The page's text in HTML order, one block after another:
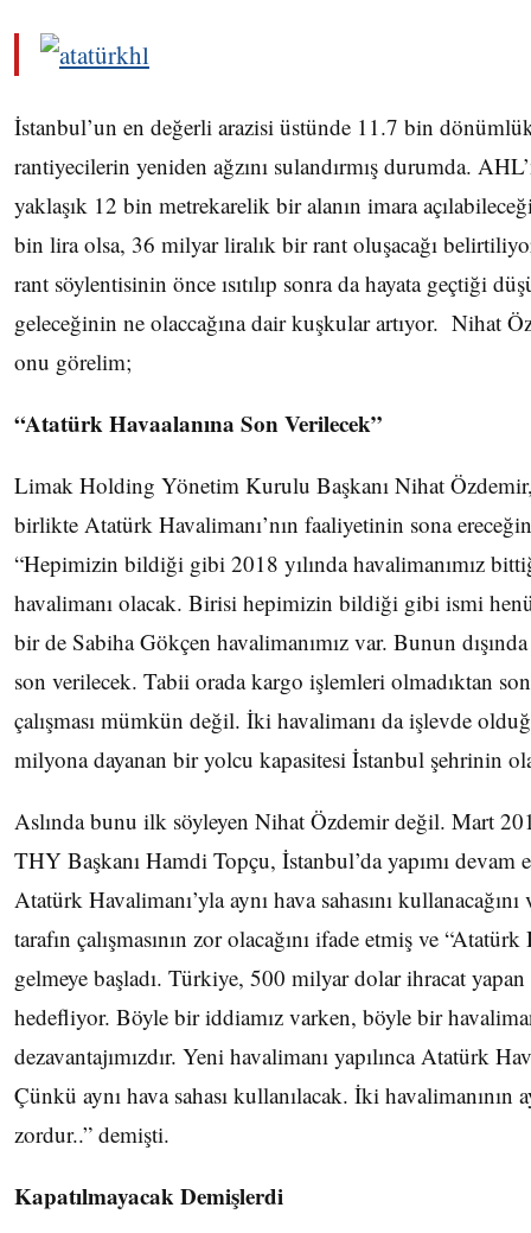
İstanbul’un en değerli arazisi üstünde 11.7 bin
rantiyecilerin yeniden ağzını sulandırmış durumda.
yaklaşık 12 bin metrekarelik bir alanın imara
bin lira olsa, 36 milyar liralık bir rant oluşacağı
rant söylentisinin önce ısıtılıp sonra da hayata geçtiği
geleceğinin ne olaccağına dair kuşkular artıyor. Nihat
onu görelim;
“Atatürk Havaalanına Son Verilecek”
Limak Holding Yönetim Kurulu Başkanı Nihat
birlikte Atatürk Havalimanı’nın faaliyetinin sona
“Hepimizin bildiği gibi 2018 yılında havalimanımız
havalimanı olacak. Birisi hepimizin bildiği gibi ismi
bir de Sabiha Gökçen havalimanımız var. Bunun
son verilecek. Tabii orada kargo işlemleri olmadıktan
çalışması mümkün değil. İki havalimanı da işlevde
milyona dayanan bir yolcu kapasitesi İstanbul şehrinin
Aslında bunu ilk söyleyen Nihat Özdemir değil. Mart
THY Başkanı Hamdi Topçu, İstanbul’da yapımı devam
Atatürk Havalimanı’yla aynı hava sahasını
tarafın çalışmasının zor olacağını ifade etmiş ve
gelmeye başladı. Türkiye, 500 milyar dolar ihracat
hedefliyor. Böyle bir iddiamız varken, böyle bir
dezavantajımızdır. Yeni havalimanı yapılınca Atatürk
Çünkü aynı hava sahası kullanılacak. İki havalimanının
zordur..” demişti.
Kapatılmayacak Demişlerdi